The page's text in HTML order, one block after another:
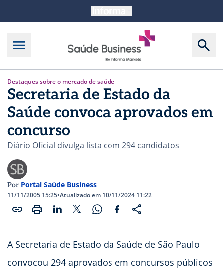
Destaques sobre o mercado de saúde
Secretaria de Estado da
Saúde convoca aprovados em
concurso
Diário Oficial divulga lista com 294 candidatos
Por Portal Saúde Business
11/11/2005 15:25•Atualizado em 10/11/2024 11:22
A Secretaria de Estado da Saúde de São Paulo
convocou 294 aprovados em concursos públicos